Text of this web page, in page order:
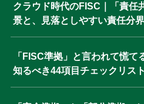
クラウド時代のFISC｜「責任
景と、見落としやすい責任分
「FISC準拠」と言われて慌
知るべき44項目チェックリス